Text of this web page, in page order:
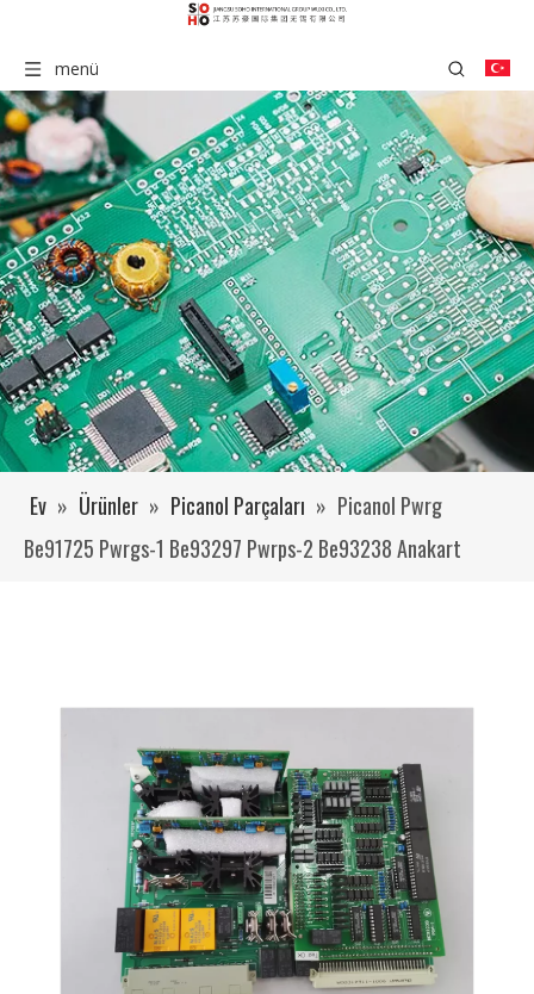
menü
Ev » Ürünler » Picanol Parçaları » Picanol Pwrg
Be91725 Pwrgs-1 Be93297 Pwrps-2 Be93238 Anakart